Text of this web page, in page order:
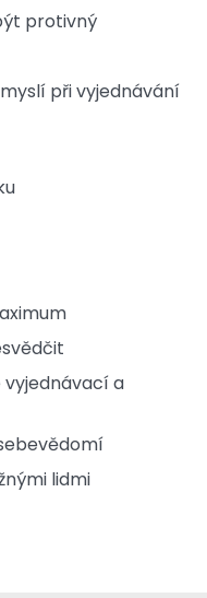
protivný
při vyjednávání
a
lidmi